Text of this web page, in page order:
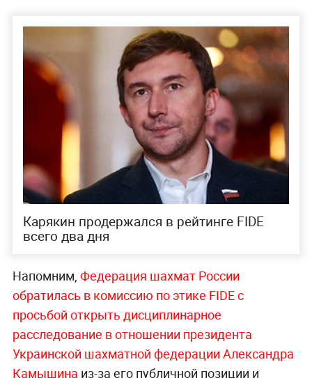
Карякин продержался в рейтинге FIDE
всего два дня
Напомним, Федерация шахмат России
обратилась в комиссию по этике FIDE с
просьбой открыть дисциплинарное
расследование в отношении президента
Украинской шахматной федерации Александра
Камышина из-за его публичной позиции и